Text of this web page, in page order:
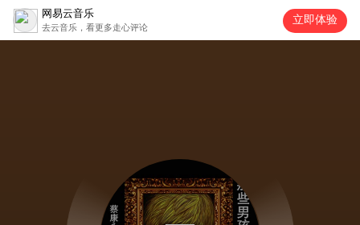
网易云音乐
去云音乐，看更多走心评论
立即体验